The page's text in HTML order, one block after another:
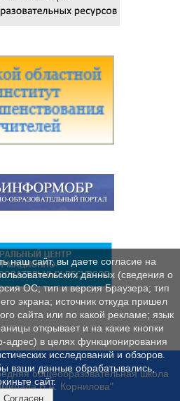
общеобразовательная школа
В.А. Корнилова"
наш сайт, вы даете согласие на
данных (сведения о
ОС; тип и версия Браузера; тип
экрана; источник откуда пришел
сайта или по какой рекламе; язык
открывает и на какие кнопки
адрес) в целях функционирования
исследований и обзоров.
ваши данные обрабатывались,
сайт.
Согласен